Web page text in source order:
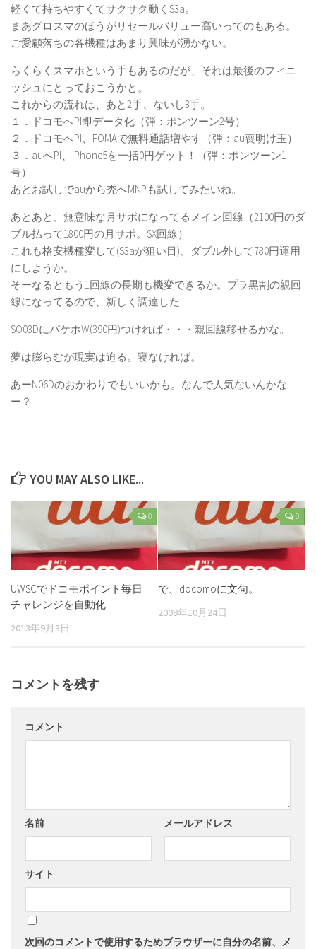
軽くて持ちやすくてサクサク動くS3a。
まあグロスマのほうがリセールバリュー高いってのもある。
ご愛顧落ちの各機種はあまり興味が湧かない。
らくらくスマホという手もあるのだが、それは最後のフィニ
ッシュにとっておこうかと。
これからの流れは、あと2手、ないし3手。
１．ドコモへPI即データ化（弾：ポンツーン2号）
２．ドコモへPI、FOMAで無料通話増やす（弾：au喪明け玉）
３．auへPI、iPhone5を一括0円ゲット！（弾：ポンツーン1
号）
あとお試しでauから禿へMNPも試してみたいね。
あとあと、無意味な月サポになってるメイン回線（2100円のダ
ブル払って1800円の月サポ。SX回線）
これも格安機種変して(S3aが狙い目)、ダブル外して780円運用
にしようか。
そーなるともう1回線の長期も機変できるか。プラ黒割の親回
線になってるので、新しく調達した
SO03DにパケホW(390円)つければ・・・親回線移せるかな。
夢は膨らむが現実は迫る。寝なければ。
あーN06Dのおかわりでもいいかも。なんで人気ないんかな
ー？
YOU MAY ALSO LIKE...
0
UWSCでドコモポイント毎日
チャレンジを自動化
2013年9月3日
0
で、docomoに文句。
2009年10月24日
コメントを残す
コメント
名前 メールアドレス
サイト
次回のコメントで使用するためブラウザーに自分の名前、メ